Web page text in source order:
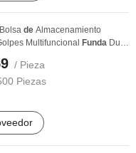
de Almacenamiento
Multifuncional Funda Dura
/ Pieza
Piezas